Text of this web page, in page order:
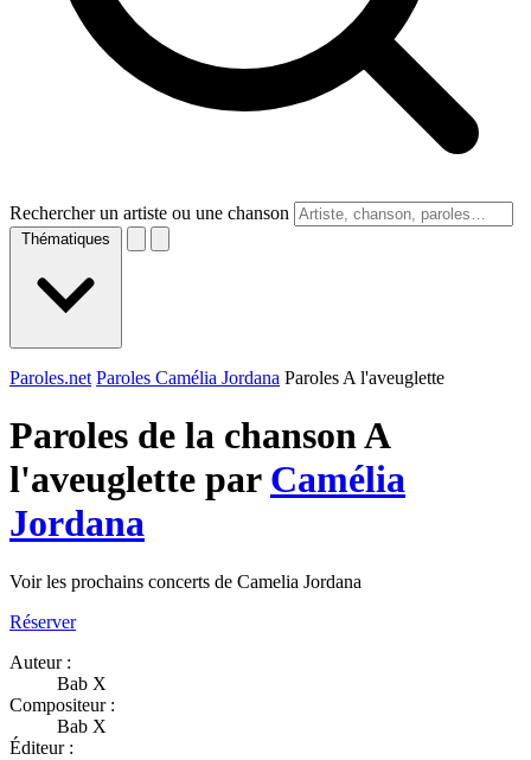
Rechercher un artiste ou une chanson
Thématiques
Paroles.net Paroles Camélia Jordana Paroles A l'aveuglette
Paroles de la chanson A
l'aveuglette par Camélia
Jordana
Voir les prochains concerts de Camelia Jordana
Réserver
Auteur :
Bab X
Compositeur :
Bab X
Éditeur :